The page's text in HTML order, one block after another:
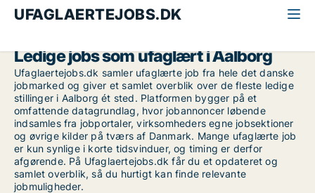
UFAGLAERTEJOBS.DK
Ledige jobs som ufaglært i Aalborg
Ufaglaertejobs.dk samler ufaglærte job fra hele det danske
jobmarked og giver et samlet overblik over de fleste ledige
stillinger i Aalborg ét sted. Platformen bygger på et
omfattende datagrundlag, hvor jobannoncer løbende
indsamles fra jobportaler, virksomheders egne jobsektioner
og øvrige kilder på tværs af Danmark. Mange ufaglærte job
er kun synlige i korte tidsvinduer, og timing er derfor
afgørende. På Ufaglaertejobs.dk får du et opdateret og
samlet overblik, så du hurtigt kan finde relevante
jobmuligheder.